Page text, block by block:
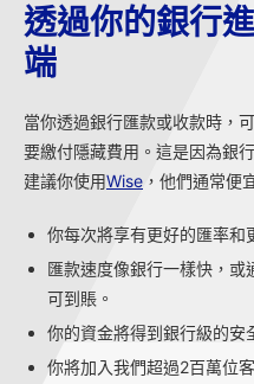
透過你的銀行
端
當你透過銀行匯款或收款時，
要繳付隱藏費用。這是因為銀
建議你使用Wise ，他們通常便
你每次將享有更好的匯率和
匯款速度像銀行一樣快，或
可到賬。
你的資金將得到銀行級的安
你將加入我們超過2百萬位